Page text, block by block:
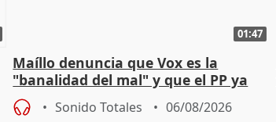
01:47
Maíllo denuncia que Vox es la
"banalidad del mal" y que el PP ya
asume todas sus tesis
Sonido Totales 06/08/2026